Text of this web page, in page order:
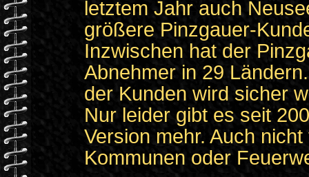
letztem Jahr auch
größere Pinzgauer-
Inzwischen hat der
Abnehmer in 29
der Kunden wird sicher
Nur leider gibt es seit
Version mehr. Auch nicht
Kommunen oder